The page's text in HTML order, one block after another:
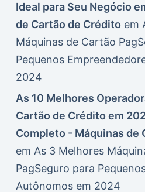
Ideal para Seu Negócio
de Cartão de Crédito em
Máquinas de Cartão
Pequenos
2024
As 10 Melhores
Cartão de Crédito em
Completo - Máquinas de
em As 3 Melhores
PagSeguro para
Autônomos em 2024